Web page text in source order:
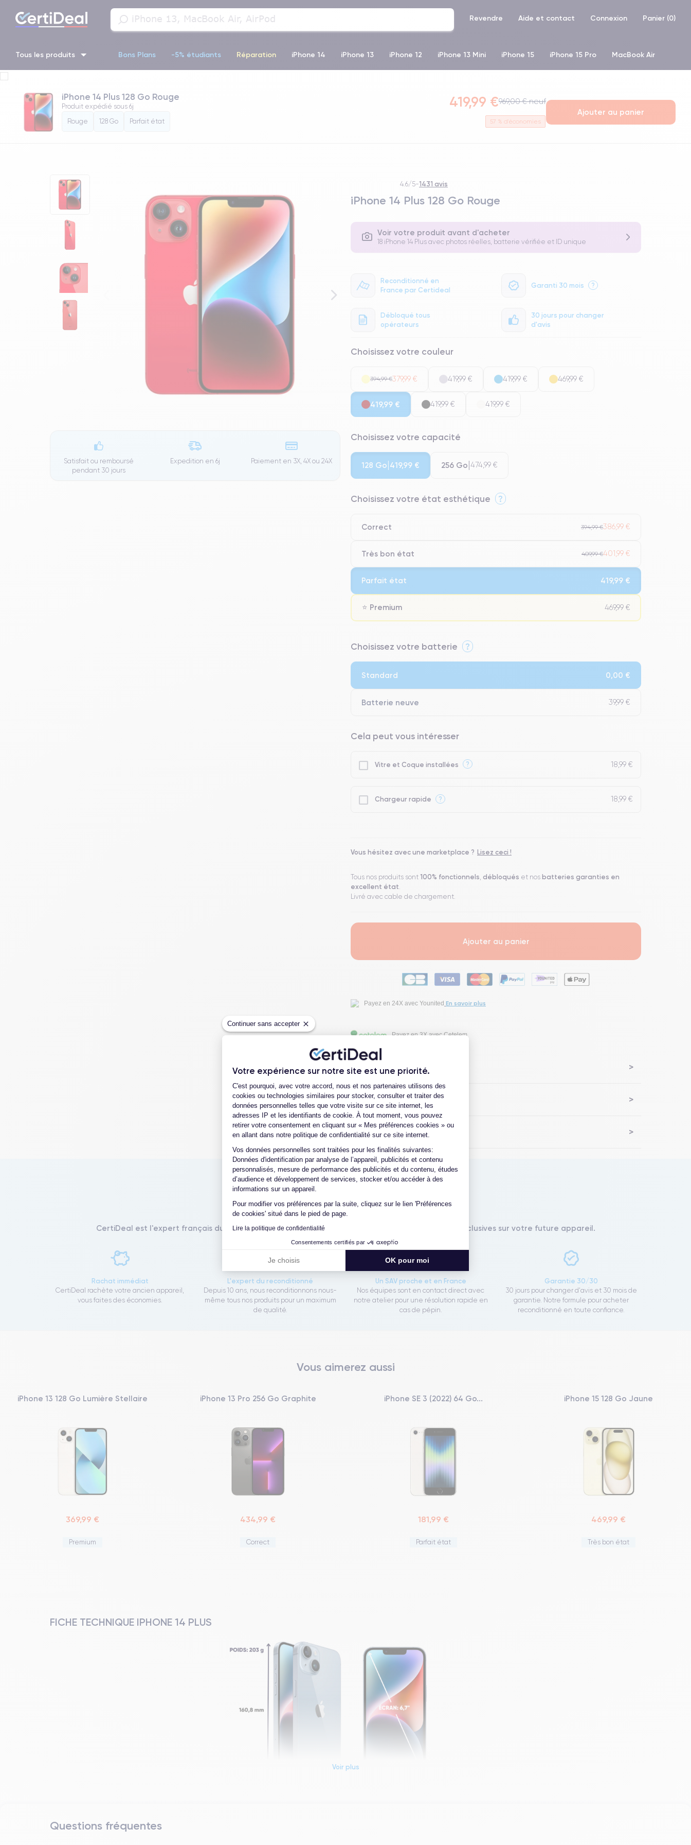
Continuer sans accepter
Votre expérience sur notre site est une priorité.
Plateforme de Gestion du Consentement : Personnalisez vos Options
C'est pourquoi, avec votre accord, nous et nos partenaires utilisons des
cookies ou technologies similaires pour stocker, consulter et traiter des
données personnelles telles que votre visite sur ce site internet, les
adresses IP et les identifiants de cookie. À tout moment, vous pouvez
retirer votre consentement en cliquant sur « Mes préférences cookies » ou
en allant dans notre politique de confidentialité sur ce site internet.
Vos données personnelles sont traitées pour les finalités suivantes:
Données d'identification par analyse de l’appareil, publicités et contenu
personnalisés, mesure de performance des publicités et du contenu, études
d’audience et développement de services, stocker et/ou accéder à des
informations sur un appareil.
Pour modifier vos préférences par la suite, cliquez sur le lien 'Préférences
de cookies' situé dans le pied de page.
Lire la politique de confidentialité
Consentements certifiés par
Je choisis OK pour moi
Axeptio consent
Revendre Aide et contact Connexion Panier (0)
Tous les produits Bons Plans -5% étudiants Réparation iPhone 14 iPhone 13 iPhone 12 iPhone 13 Mini iPhone 15 iPhone 15 Pro MacBook Air
iPhone 11 Pro iPhone 14 pro
iPhone 14 Plus 128 Go Rouge
Produit expédié sous 6j
Rouge
128 Go Parfait état
419,99 €969,00 € neuf
57 % d'économies
Ajouter au panier
Satisfait ou remboursé
pendant 30 jours
Expedition en 6j Paiement en 3X, 4X ou 24X
4.6/5-1431 avis
iPhone 14 Plus 128 Go Rouge
Voir votre produit avant d'acheter
18 iPhone 14 Plus avec photos réelles, batterie vérifiée et ID unique
Reconditionné en
France par Certideal
Garanti 30 mois ?
Débloqué tous
opérateurs
30 jours pour changer
d'avis
Choisissez votre couleur
394,99 €379,99 € 419,99 € 419,99 € 469,99 €
419,99 € 419,99 € 419,99 €
Choisissez votre capacité
128 Go 419,99 € 256 Go 474,99 €
Choisissez votre état esthétique ?
Correct 394,99 €386,99 €
Très bon état 409,99 €401,99 €
Parfait état 419,99 €
⭐ Premium 469,99 €
⭐ Premium
Choisissez votre batterie ?
Standard 0,00 €
Batterie neuve 39,99 €
Cela peut vous intéresser
Vitre et Coque installées ? 18,99 €
Chargeur rapide ? 18,99 €
Vous hésitez avec une marketplace ? Lisez ceci !
Tous nos produits sont 100% fonctionnels, débloqués et nos batteries garanties en
excellent état.
Livré avec cable de chargement.
Ajouter au panier
Payez en 24X avec Younited En savoir plus
Payez en 3X avec Cetelem
Fiche Technique
Avis clients
Questions fréquentes
Les garanties CertiDeal
CertiDeal est l'expert français du reconditionné. En achetant ici, vous bénéficiez de garanties exclusives sur votre future appareil.
Rachat immédiat
CertiDeal rachète votre ancien appareil,
vous faites des économies.
L'expert du reconditionné
Depuis 10 ans, nous reconditionnons nous-
même tous nos produits pour un maximum
de qualité.
Un SAV proche et en France
Nos équipes sont en contact direct avec
notre atelier pour une résolution rapide en
cas de pépin.
Garantie 30/30
30 jours pour changer d'avis et 30 mois de
garantie. Notre formule pour acheter
reconditionné en toute confiance.
Vous aimerez aussi
iPhone 13 128 Go Lumière Stellaire
369,99 €
Premium
iPhone 13 Pro 256 Go Graphite
434,99 €
Correct
iPhone SE 3 (2022) 64 Go...
181,99 €
Parfait état
iPhone 15 128 Go Jaune
469,99 €
Très bon état
FICHE TECHNIQUE IPHONE 14 PLUS
Voir plus
Questions fréquentes